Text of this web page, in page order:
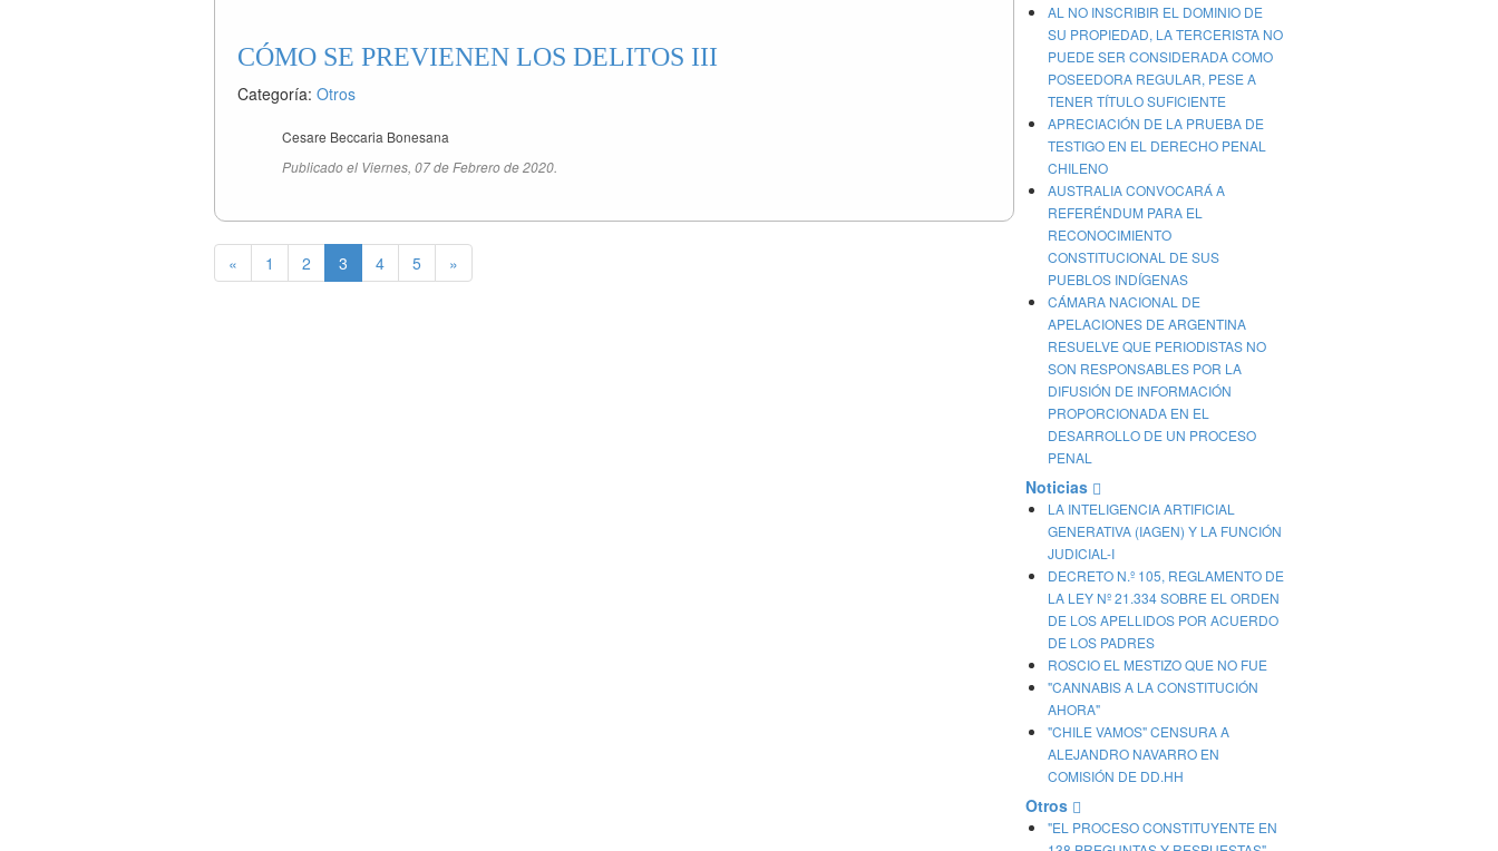
CÓMO SE PREVIENEN LOS DELITOS III
Categoría: Otros
Cesare Beccaria Bonesana
Publicado el Viernes, 07 de Febrero de 2020.
« 1 2 3 4 5 »
AL NO INSCRIBIR EL DOMINIO DE
SU PROPIEDAD, LA TERCERISTA NO
PUEDE SER CONSIDERADA COMO
POSEEDORA REGULAR, PESE A
TENER TÍTULO SUFICIENTE
APRECIACIÓN DE LA PRUEBA DE
TESTIGO EN EL DERECHO PENAL
CHILENO
AUSTRALIA CONVOCARÁ A
REFERÉNDUM PARA EL
RECONOCIMIENTO
CONSTITUCIONAL DE SUS
PUEBLOS INDÍGENAS
CÁMARA NACIONAL DE
APELACIONES DE ARGENTINA
RESUELVE QUE PERIODISTAS NO
SON RESPONSABLES POR LA
DIFUSIÓN DE INFORMACIÓN
PROPORCIONADA EN EL
DESARROLLO DE UN PROCESO
PENAL
Noticias
LA INTELIGENCIA ARTIFICIAL
GENERATIVA (IAGEN) Y LA FUNCIÓN
JUDICIAL-I
DECRETO N.º 105, REGLAMENTO DE
LA LEY Nº 21.334 SOBRE EL ORDEN
DE LOS APELLIDOS POR ACUERDO
DE LOS PADRES
ROSCIO EL MESTIZO QUE NO FUE
"CANNABIS A LA CONSTITUCIÓN
AHORA"
"CHILE VAMOS" CENSURA A
ALEJANDRO NAVARRO EN
COMISIÓN DE DD.HH
Otros
"EL PROCESO CONSTITUYENTE EN